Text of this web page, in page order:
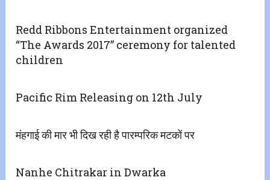
Redd Ribbons Entertainment organized
“The Awards 2017” ceremony for talented
children
Pacific Rim Releasing on 12th July
मंहगाई की मार भी दिख रही है पारम्परिक मटकों पर
Nanhe Chitrakar in Dwarka